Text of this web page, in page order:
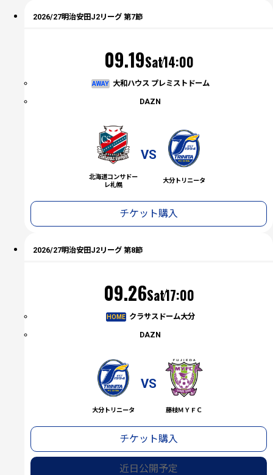
2026/27明治安田J2リーグ 第7節
09.19
（土）
Sat14:00
AWAY 大和ハウス プレミストドーム
DAZN
北海道コンサドー
レ札幌
大分トリニータ
VS
チケット購入
2026/27明治安田J2リーグ 第8節
09.26
（土）
Sat17:00
HOME クラサスドーム大分
DAZN
大分トリニータ 藤枝ＭＹＦＣ
VS
チケット購入
近日公開予定